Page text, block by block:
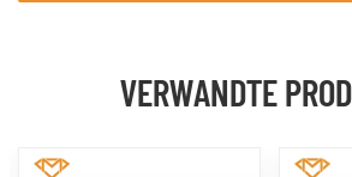
VERWANDTE